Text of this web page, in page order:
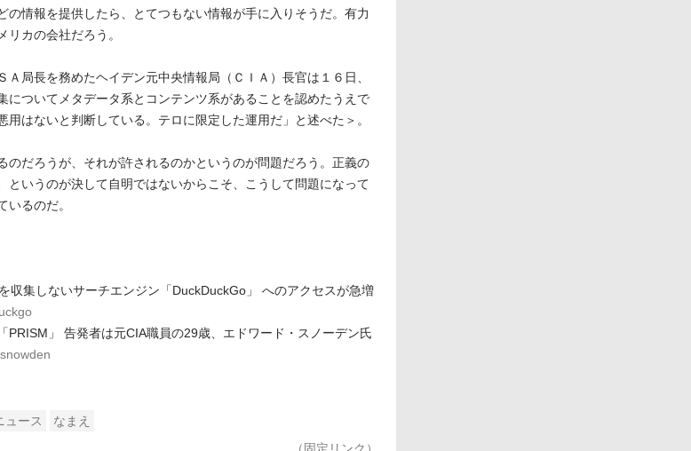
の情報を提供したら、とてつもない情報が手に入りそうだ。有力
カの会社だろう。
Ａ局長を務めたヘイデン元中央情報局（ＣＩＡ）長官は１６日、
についてメタデータ系とコンテンツ系があることを認めたうえで
用はないと判断している。テロに限定した運用だ」と述べた＞。
のだろうが、それが許されるのかというのが問題だろう。正義の
というのが決して自明ではないからこそ、こうして問題になって
いるのだ。
収集しないサーチエンジン「DuckDuckGo」 へのアクセスが急増
PRISM」 告発者は元CIA職員の29歳、エドワード・スノーデン氏
ュース
なまえ